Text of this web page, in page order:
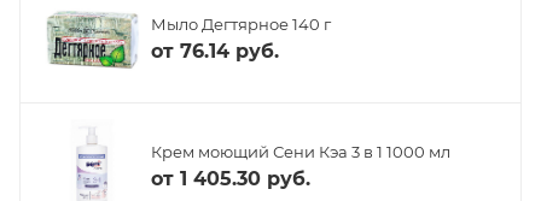
Мыло Дегтярное 140 г
от 76.14 руб.
Крем моющий Сени Кэа 3 в 1 1000 мл
от 1 405.30 руб.